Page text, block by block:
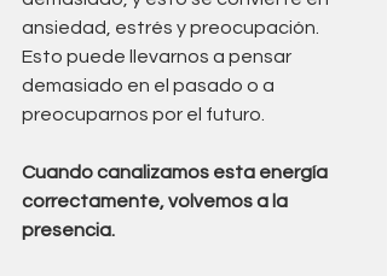
ansiedad, estrés y preocupación.
Esto puede llevarnos a pensar
demasiado en el pasado o a
preocuparnos por el futuro.
Cuando canalizamos esta energía
correctamente, volvemos a la
presencia.